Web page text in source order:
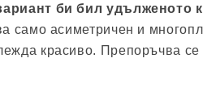
би бил удълженото
само асиметричен и
красиво. Препоръчва се